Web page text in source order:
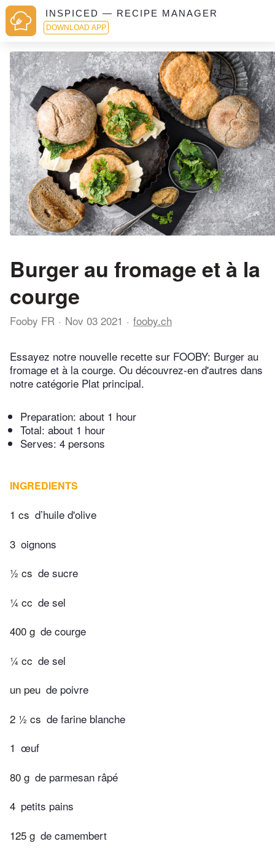
INSPICED — RECIPE MANAGER
DOWNLOAD APP
Burger au fromage et à la
courge
Fooby FR Nov 03 2021 fooby.ch
Essayez notre nouvelle recette sur FOOBY: Burger au
fromage et à la courge. Ou découvrez-en d'autres dans
notre catégorie Plat principal.
Preparation: about 1 hour
Total: about 1 hour
Serves: 4 persons
INGREDIENTS
1 cs d’huile d'olive
3 oignons
½ cs de sucre
¼ cc de sel
400 g de courge
¼ cc de sel
un peu de poivre
2 ½ cs de farine blanche
1 œuf
80 g de parmesan râpé
4 petits pains
125 g de camembert